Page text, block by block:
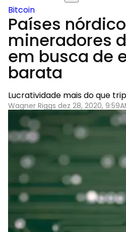
Bitcoin
Países
mineradores
em busca de
barata
Lucratividade mais do que
Wagner Riggs dez 28, 2020,